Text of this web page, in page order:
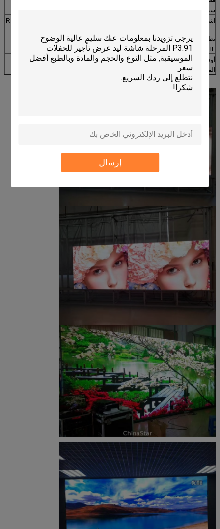
إرسال
سيطرة سطوع
اشارة ادخال
RF ، S-VIDEO ، RGBHV ، YUV ، YC & COMPOSITION
نظام التحكم
PCTV + بطاقة فيديو DVI + بطاقة تحكم + ألياف
MBTF
> 5000 ساعة
أوقات الحياة
> 100،000 ساعة
المعدل